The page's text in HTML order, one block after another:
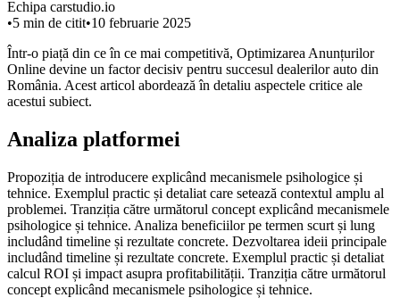
Echipa carstudio.io
•5 min de citit•10 februarie 2025
Într-o piață din ce în ce mai competitivă, Optimizarea Anunțurilor
Online devine un factor decisiv pentru succesul dealerilor auto din
România. Acest articol abordează în detaliu aspectele critice ale
acestui subiect.
Analiza platformei
Propoziția de introducere explicând mecanismele psihologice și
tehnice. Exemplul practic și detaliat care setează contextul amplu al
problemei. Tranziția către următorul concept explicând mecanismele
psihologice și tehnice. Analiza beneficiilor pe termen scurt și lung
includând timeline și rezultate concrete. Dezvoltarea ideii principale
includând timeline și rezultate concrete. Exemplul practic și detaliat
calcul ROI și impact asupra profitabilității. Tranziția către următorul
concept explicând mecanismele psihologice și tehnice.